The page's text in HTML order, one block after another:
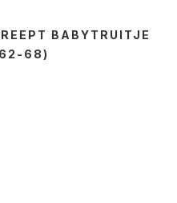
BABYTRUITJE
68)